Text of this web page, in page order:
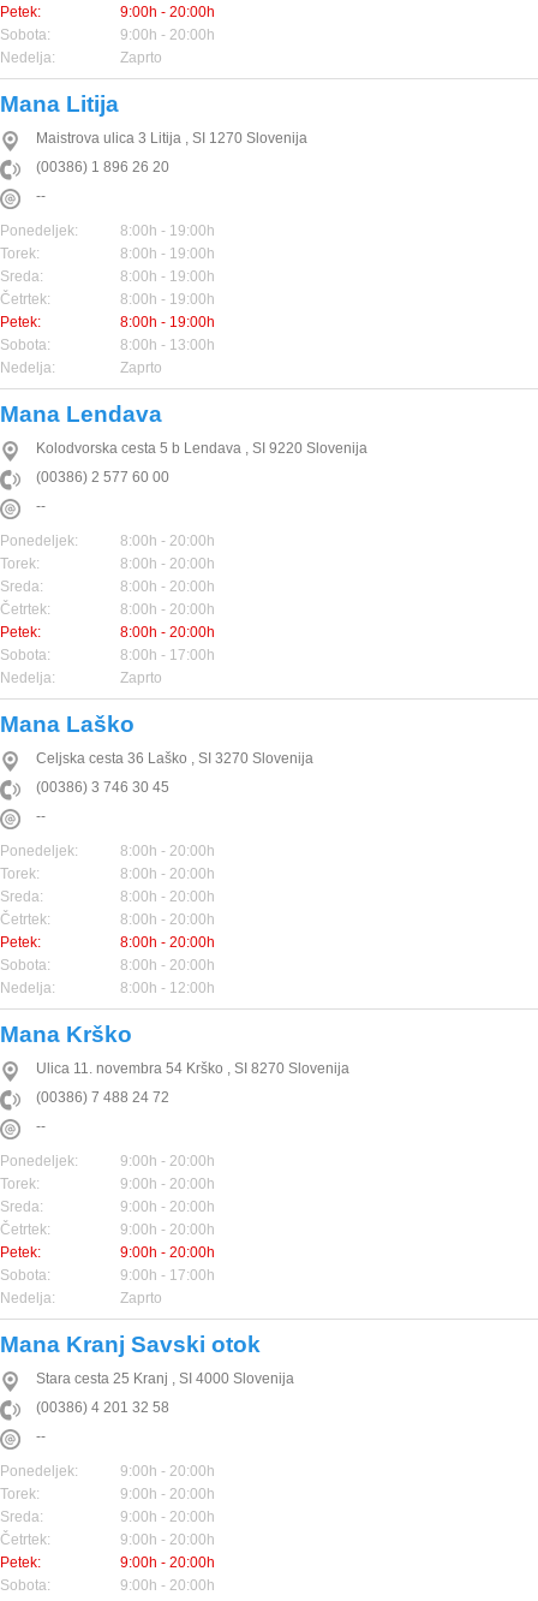
Petek:
9:00h - 20:00h
Sobota:
9:00h - 20:00h
Nedelja:
Zaprto
Mana Litija
Maistrova ulica 3 Litija , SI 1270 Slovenija
(00386) 1 896 26 20
--
Ponedeljek:
8:00h - 19:00h
Torek:
8:00h - 19:00h
Sreda:
8:00h - 19:00h
Četrtek:
8:00h - 19:00h
Petek:
8:00h - 19:00h
Sobota:
8:00h - 13:00h
Nedelja:
Zaprto
Mana Lendava
Kolodvorska cesta 5 b Lendava , SI 9220 Slovenija
(00386) 2 577 60 00
--
Ponedeljek:
8:00h - 20:00h
Torek:
8:00h - 20:00h
Sreda:
8:00h - 20:00h
Četrtek:
8:00h - 20:00h
Petek:
8:00h - 20:00h
Sobota:
8:00h - 17:00h
Nedelja:
Zaprto
Mana Laško
Celjska cesta 36 Laško , SI 3270 Slovenija
(00386) 3 746 30 45
--
Ponedeljek:
8:00h - 20:00h
Torek:
8:00h - 20:00h
Sreda:
8:00h - 20:00h
Četrtek:
8:00h - 20:00h
Petek:
8:00h - 20:00h
Sobota:
8:00h - 20:00h
Nedelja:
8:00h - 12:00h
Mana Krško
Ulica 11. novembra 54 Krško , SI 8270 Slovenija
(00386) 7 488 24 72
--
Ponedeljek:
9:00h - 20:00h
Torek:
9:00h - 20:00h
Sreda:
9:00h - 20:00h
Četrtek:
9:00h - 20:00h
Petek:
9:00h - 20:00h
Sobota:
9:00h - 17:00h
Nedelja:
Zaprto
Mana Kranj Savski otok
Stara cesta 25 Kranj , SI 4000 Slovenija
(00386) 4 201 32 58
--
Ponedeljek:
9:00h - 20:00h
Torek:
9:00h - 20:00h
Sreda:
9:00h - 20:00h
Četrtek:
9:00h - 20:00h
Petek:
9:00h - 20:00h
Sobota:
9:00h - 20:00h